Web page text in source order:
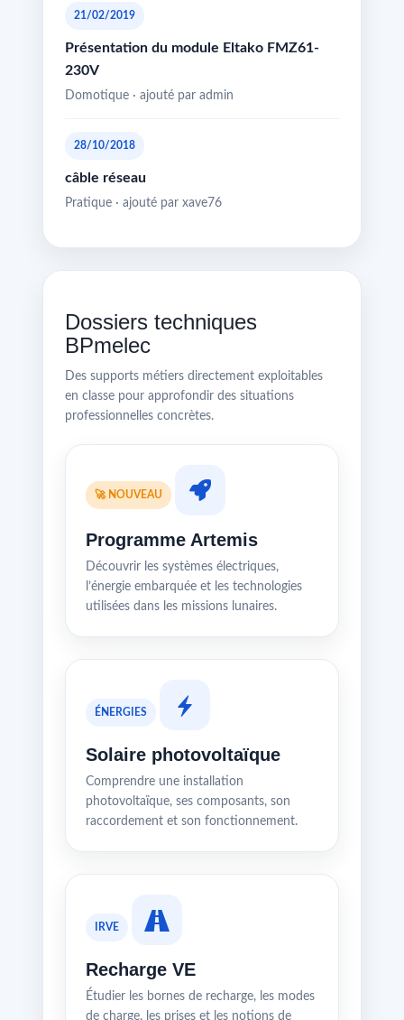
21/02/2019
Présentation du module Eltako FMZ61-
230V
Domotique · ajouté par admin
28/10/2018
câble réseau
Pratique · ajouté par xave76
Dossiers techniques
BPmelec
Des supports métiers directement exploitables
en classe pour approfondir des situations
professionnelles concrètes.
🚀 NOUVEAU
Programme Artemis
Découvrir les systèmes électriques,
l’énergie embarquée et les technologies
utilisées dans les missions lunaires.
ÉNERGIES
Solaire photovoltaïque
Comprendre une installation
photovoltaïque, ses composants, son
raccordement et son fonctionnement.
IRVE
Recharge VE
Étudier les bornes de recharge, les modes
de charge, les prises et les notions de